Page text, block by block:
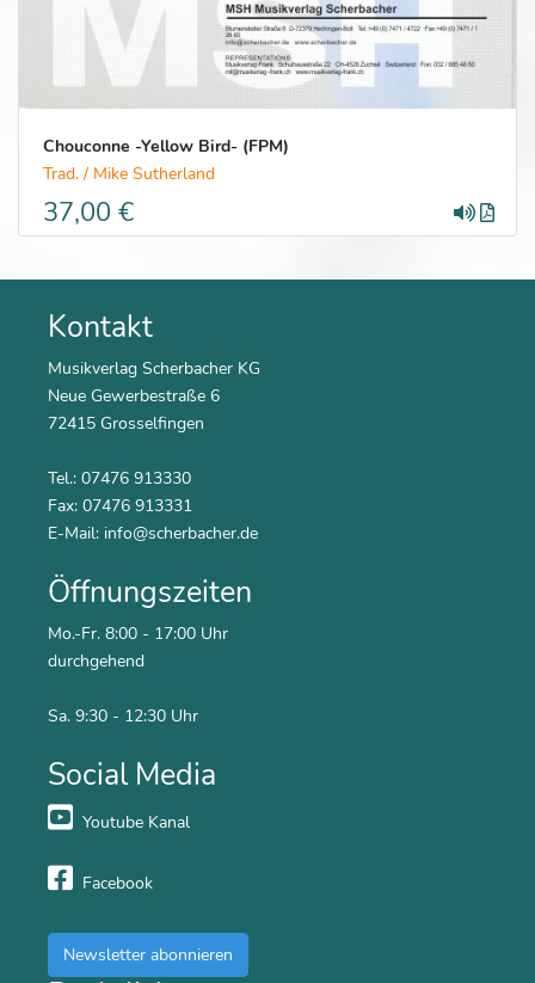
Chouconne -Yellow Bird- (FPM)
Trad. / Mike Sutherland
37,00 €
Kontakt
Musikverlag Scherbacher KG
Neue Gewerbestraße 6
72415 Grosselfingen
Tel.: 07476 913330
Fax: 07476 913331
E-Mail: info@scherbacher.de
Öffnungszeiten
Mo.-Fr. 8:00 - 17:00 Uhr
durchgehend
Sa. 9:30 - 12:30 Uhr
Social Media
Youtube Kanal
Facebook
Newsletter abonnieren